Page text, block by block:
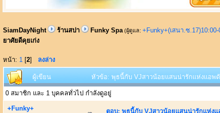
SiamDayNight ร้านสปา Funky Spa (ผู้ดูแล: +Funky+(เสนา.ซ
ยาศัยดีคุยเก่ง
หน้า: 1 [2] ลงล่าง
ผู้เขียน หัวข้อ: พุธนี้กับ VJสาวน้อยแสนน่ารักแห่งแอพดั
0 สมาชิก และ 1 บุคคลทั่วไป กำลังดูอยู่
+Funky+
ตอบ: พุธนี้กับ VJสาวน้อยแสนน่ารักแห่งแ